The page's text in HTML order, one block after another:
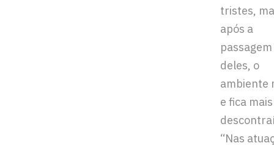
tristes,
após a
passagem
deles, o
ambiente
e fica mais
“Nas